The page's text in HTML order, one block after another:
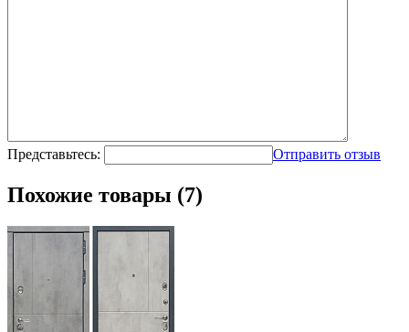
Представьтесь: Отправить отзыв
Похожие товары (7)